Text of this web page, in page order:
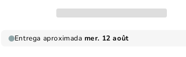
Dragon
Dragon